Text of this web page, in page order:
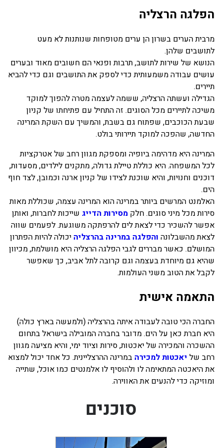
בכנרת למשפחות
בארץ
נתניה
מדובאי / לדובאי
הפלגה הרצליה
מרבית הערים בשרון הן ערים מטופחות שנותנות לא מעט
לתושבים שלהן.
הנושא של שירות לתושב, תרבות ופנאי הם חשובים מאוד ובערים
עושים עבודה משמעותית כדי לספק את התושבים וגם כדי להביא
תיירים.
הגדילה ועשתה הרצליה, ששמה לעצמה מטרה להפוך למוקד
משיכה לתיירים מכל הסוגים. זה התחיל עם פתיחתו של קניון
שבעת הכוכבים, שפתוח גם בשבת, והמשיך עם השקת המרינה
החדשה, שהפכה למוקד תיירותי בולט.
המרינה היא מדהימה ביופיה ומספקת מגוון רחב של אטרקציות
לכל המשפחה. היא כוללת טיילת גדולה, מתקנים לילדים, מסעדות,
דוכנים וחנויות, והיא שוכנת לצידו של קניון ארנה וכמובן, לצד חוף
הים.
האלמנט המרשים ביותר במרינה הוא המרינה עצמה, שכוללת מאות
סירות מכל מיני סוגים. חלק מסירות הדייג שייכות לחברות, ואותן
אפשר להשכיר כדי לצאת לים להרפתקה משוגעת. לפעמים שווה
לצאת מהשבלונה והפלגה במרינה בהרצליה יכולה להיות הפתרון
המושלם. כאשר מבררים לגבי הפלגה הרצליה היא מושלמת, מכיוון
שהיא גם מיוחדת בעצמה וגם קרובה לתל אביב, כך שאפשר
לקבל את הטוב משני העולמות.
התאמה אישית
החברה הכי טובה לעבודה איתה בהרצליה (ולמעשה בארץ כולה)
היא חברת כאן על הים. מדובר בחברה המובילה בישראל בתחום
ההשכרה והמכירה של יאכטות, סירות וציוד ימי, והיא מציעה מגוון
רחב של יאכטות למכירה במרינה ההרצליינית. כל אחד יכול למצוא
את היאכטה המתאימה לו ולהוסיף לו אלמנטים כמו אוכל, שתייה
ומוזיקה כדי להנעים את האווירה.
סוכנים